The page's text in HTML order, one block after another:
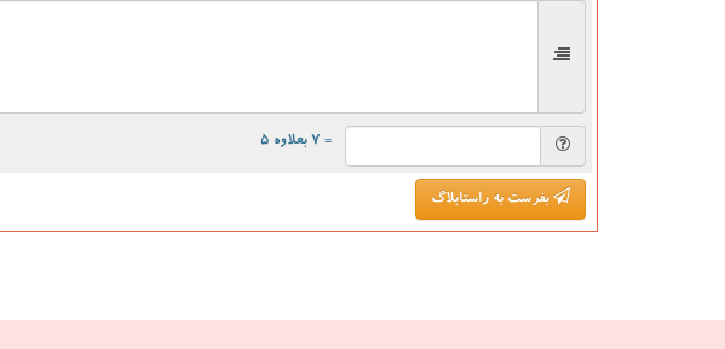
= ۷ بعلاوه ۵
بفرست به راستابلاگ